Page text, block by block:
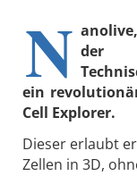
N der
ein
Cell Explorer.
Dieser erlaubt
Zellen in 3D,